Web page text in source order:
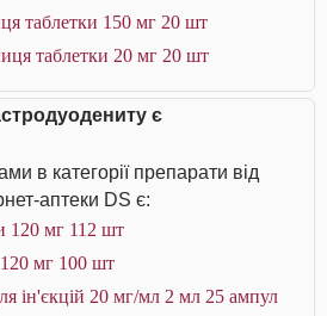
таблетки 150 мг 20 шт
таблетки 20 мг 20 шт
є
в категорії препарати від
аптеки DS є:
120 мг 112 шт
мг 100 шт
ін'єкцій 20 мг/мл 2 мл 25 ампул